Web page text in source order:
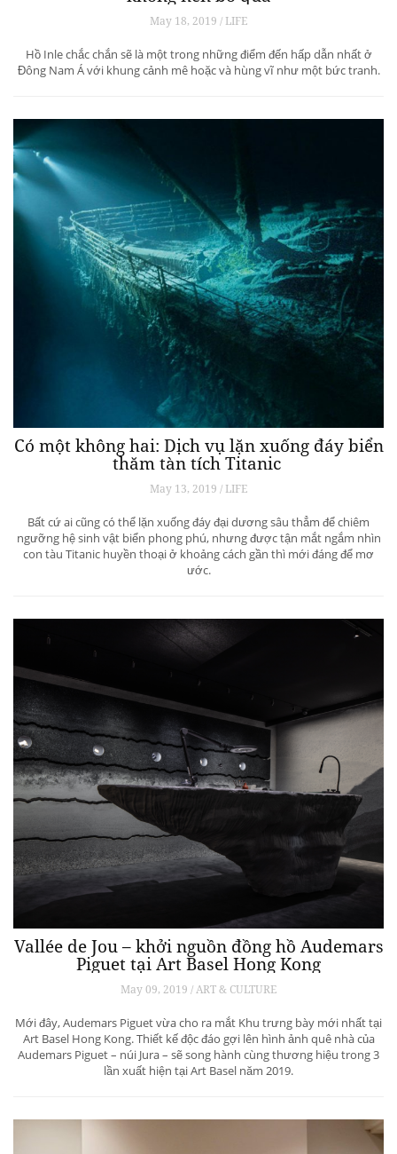
May 18, 2019 / LIFE
Hồ Inle chắc chắn sẽ là một trong những điểm đến hấp dẫn nhất ở
Đông Nam Á với khung cảnh mê hoặc và hùng vĩ như một bức tranh.
Có một không hai: Dịch vụ lặn xuống đáy biển
thăm tàn tích Titanic
May 13, 2019 / LIFE
Bất cứ ai cũng có thể lặn xuống đáy đại dương sâu thẳm để chiêm
ngưỡng hệ sinh vật biển phong phú, nhưng được tận mắt ngắm nhìn
con tàu Titanic huyền thoại ở khoảng cách gần thì mới đáng để mơ
ước.
Vallée de Jou – khởi nguồn đồng hồ Audemars
Piguet tại Art Basel Hong Kong
May 09, 2019 / ART & CULTURE
Mới đây, Audemars Piguet vừa cho ra mắt Khu trưng bày mới nhất tại
Art Basel Hong Kong. Thiết kế độc đáo gợi lên hình ảnh quê nhà của
Audemars Piguet – núi Jura – sẽ song hành cùng thương hiệu trong 3
lần xuất hiện tại Art Basel năm 2019.